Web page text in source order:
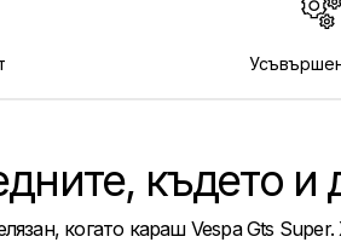
където и
когато караш Vespa Gts